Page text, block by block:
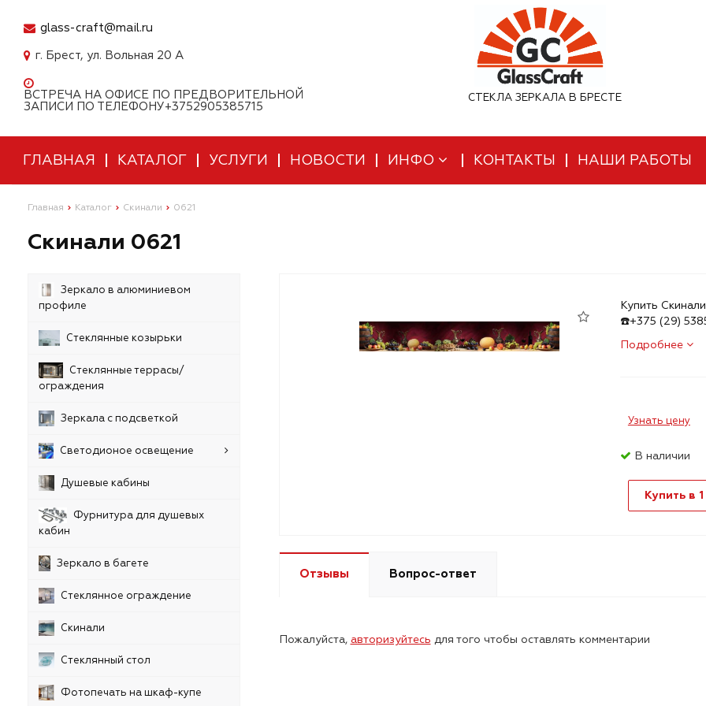
glass-craft@mail.ru
г. Брест, ул. Вольная 20 А
ВСТРЕЧА НА ОФИСЕ ПО ПРЕДВОРИТЕЛЬНОЙ
ЗАПИСИ ПО ТЕЛЕФОНУ+3752905385715
СТЕКЛА ЗЕРКАЛА В БРЕСТЕ
ГЛАВНАЯ КАТАЛОГ УСЛУГИ НОВОСТИ ИНФО КОНТАКТЫ НАШИ РАБОТЫ
Главная Каталог Скинали 0621
Скинали 0621
Зеркало в алюминиевом
профиле
Стеклянные козырьки
Стеклянные террасы/
ограждения
Зеркала с подсветкой
Светодионое освещение
Душевые кабины
Фурнитура для душевых
кабин
Зеркало в багете
Стеклянное ограждение
Скинали
Стеклянный стол
Фотопечать на шкаф-купе
Купить
☎️+375 (29)
Подробнее
Узнать цену
В наличии
Купить в
Отзывы Вопрос-ответ
Пожалуйста, авторизуйтесь для того чтобы оставлять комментарии